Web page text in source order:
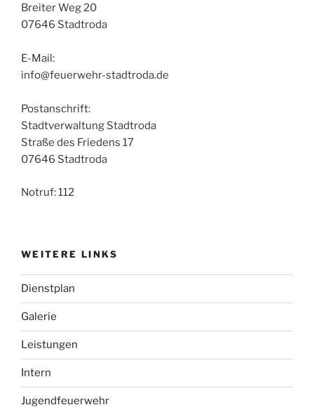
Breiter Weg 20
07646 Stadtroda
E-Mail:
info@feuerwehr-stadtroda.de
Postanschrift:
Stadtverwaltung Stadtroda
Straße des Friedens 17
07646 Stadtroda
Notruf: 112
WEITERE LINKS
Dienstplan
Galerie
Leistungen
Intern
Jugendfeuerwehr